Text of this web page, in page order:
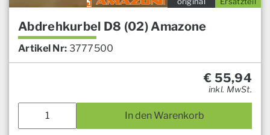
Abdrehkurbel D8 (02) Amazone
Artikel Nr: 3777500
€ 55,94
inkl. MwSt.
In den Warenkorb